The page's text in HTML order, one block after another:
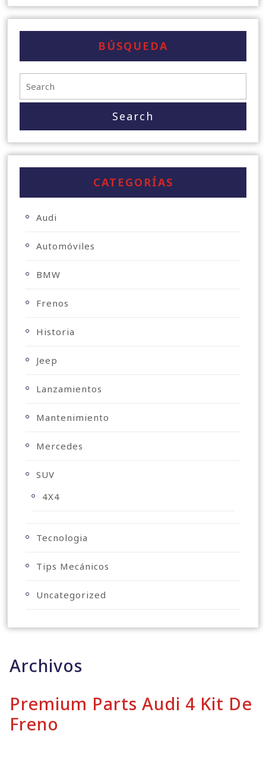
BÚSQUEDA
CATEGORÍAS
Audi
Automóviles
BMW
Frenos
Historia
Jeep
Lanzamientos
Mantenimiento
Mercedes
SUV
4X4
Tecnologia
Tips Mecánicos
Uncategorized
Archivos
Premium Parts Audi 4 Kit De
Freno